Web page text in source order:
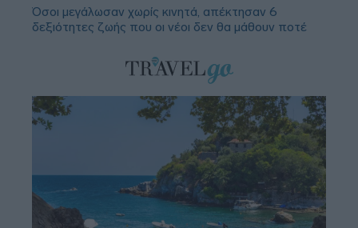
Όσοι μεγάλωσαν χωρίς κινητά, απέκτησαν 6
δεξιότητες ζωής που οι νέοι δεν θα μάθουν ποτέ